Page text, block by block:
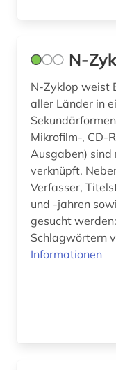
kalender (1)
kanada (2)
katalog (24)
katalonien (3)
kataster (1)
klarinette (1)
N-
N-Zyklop weist
aller Länder in
Mikrofilm-, CD-
Ausgaben) sind
verknüpft.
Verfasser,
und -jahren
gesucht
Schlagwörtern
Informationen